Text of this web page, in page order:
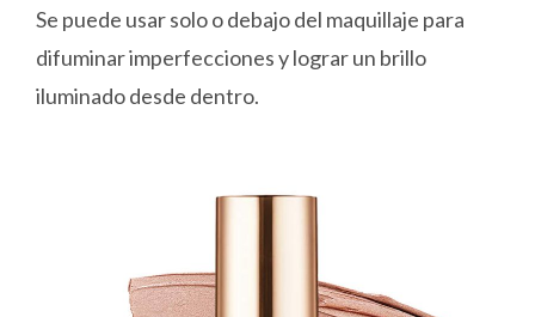
Se puede usar solo o debajo del maquillaje para
difuminar imperfecciones y lograr un brillo
iluminado desde dentro.